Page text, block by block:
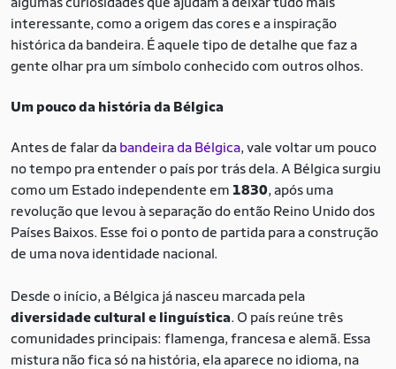
interessante, como a origem das cores e a inspiração
histórica da bandeira. É aquele tipo de detalhe que faz a
gente olhar pra um símbolo conhecido com outros olhos.
Um pouco da história da Bélgica
Antes de falar da bandeira da Bélgica, vale voltar um pouco
no tempo pra entender o país por trás dela. A Bélgica surgiu
como um Estado independente em 1830, após uma
revolução que levou à separação do então Reino Unido dos
Países Baixos. Esse foi o ponto de partida para a construção
de uma nova identidade nacional.
Desde o início, a Bélgica já nasceu marcada pela
diversidade cultural e linguística. O país reúne três
comunidades principais: flamenga, francesa e alemã. Essa
mistura não fica só na história, ela aparece no idioma, na